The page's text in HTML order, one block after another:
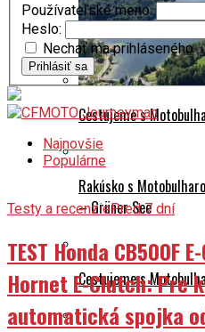
Cestujeme s
Rakúsko s
– Grüner See
Cestujeme s
Používateľské meno:
Heslo:
Nechať ma prihláseného
Prihlásiť sa
Najnovšie
Populárne
Testy a recenziePred 7 dní
TEST Honda CB500F
Hornet E-Clutch: Pre
automatická spojka